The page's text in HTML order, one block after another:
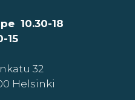
10.30-18
15
32
Helsinki